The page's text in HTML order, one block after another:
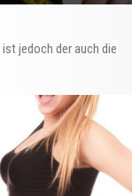
jedoch der auch die